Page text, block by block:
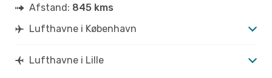
Afstand: 845 kms
Lufthavne i København
Lufthavne i Lille